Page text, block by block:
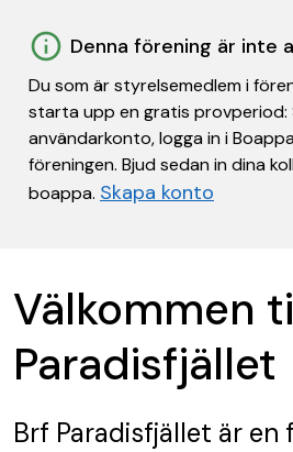
Denna förening är inte
Du som är styrelsemedlem i
starta upp en gratis provperiod:
användarkonto, logga in i
föreningen. Bjud sedan in dina
boappa. Skapa konto
Välkommen
Paradisfjället
Brf Paradisfjället är en